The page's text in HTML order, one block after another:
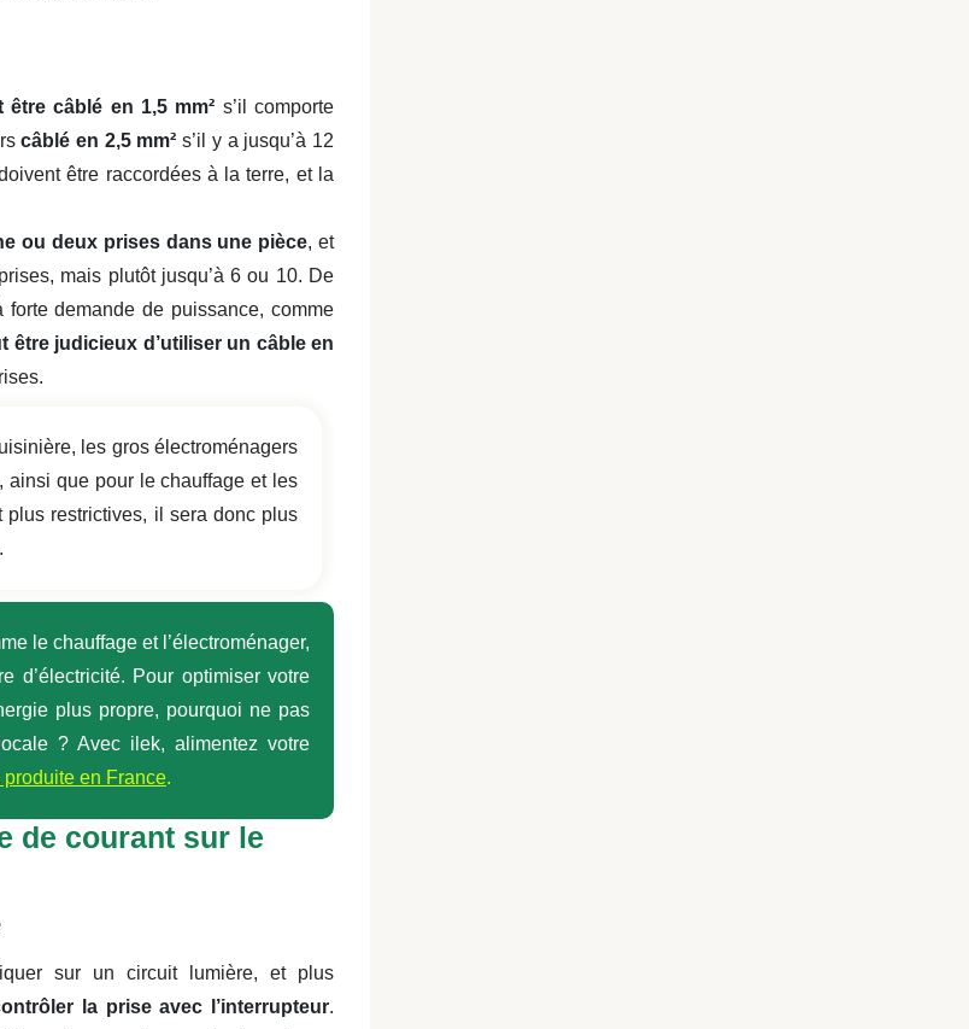
être câblé en 1,5 mm² s’il comporte
câblé en 2,5 mm² s’il y a jusqu’à 12
être raccordées à la terre, et la
ou deux prises dans une pièce, et
mais plutôt jusqu’à 6 ou 10. De
demande de puissance, comme
être judicieux d’utiliser un câble en
les gros électroménagers
que pour le chauffage et les
restrictives, il sera donc plus
le chauffage et l’électroménager,
d’électricité. Pour optimiser votre
plus propre, pourquoi ne pas
? Avec ilek, alimentez votre
en France.
de courant sur le
sur un circuit lumière, et plus
la prise avec l’interrupteur.